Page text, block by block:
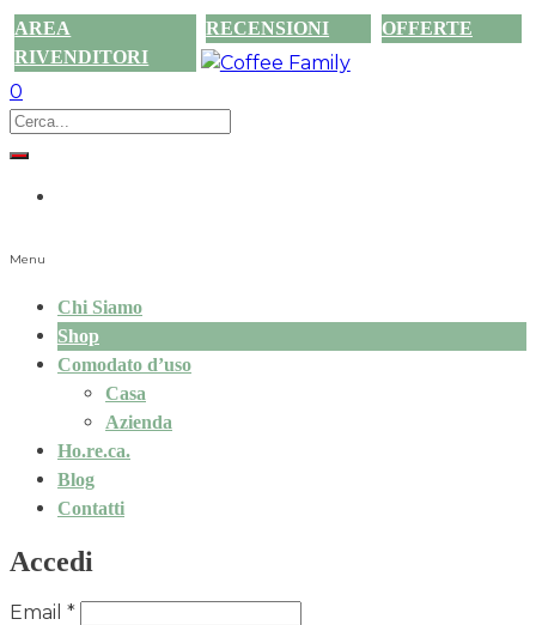
AREA
RIVENDITORI
RECENSIONI OFFERTE
0
Menu
Chi Siamo
Shop
Comodato d’uso
Casa
Azienda
Ho.re.ca.
Blog
Contatti
Accedi
Email *